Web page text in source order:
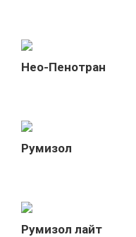
Нео-Пенотран
Румизол
Румизол лайт